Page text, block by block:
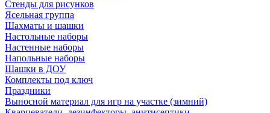
Стенды для рисунков
Ясельная группа
Шахматы и шашки
Настольные наборы
Настенные наборы
Напольные наборы
Шашки в ДОУ
Комплекты под ключ
Праздники
Выносной материал для игр на участке (зимний)